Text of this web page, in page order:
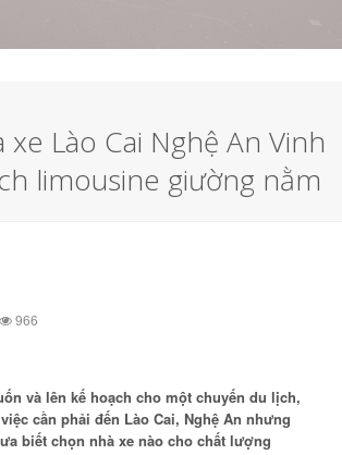
Lào Cai Nghệ An Vinh
limousine giường nằm
966
và lên kế hoạch cho một chuyến du lịch,
cần phải đến Lào Cai, Nghệ An nhưng
biết chọn nhà xe nào cho chất lượng